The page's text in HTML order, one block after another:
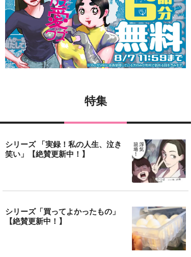
特集
シリーズ 「実録！私の人生、泣き
笑い」【絶賛更新中！】
シリーズ「買ってよかったもの」
【絶賛更新中！】